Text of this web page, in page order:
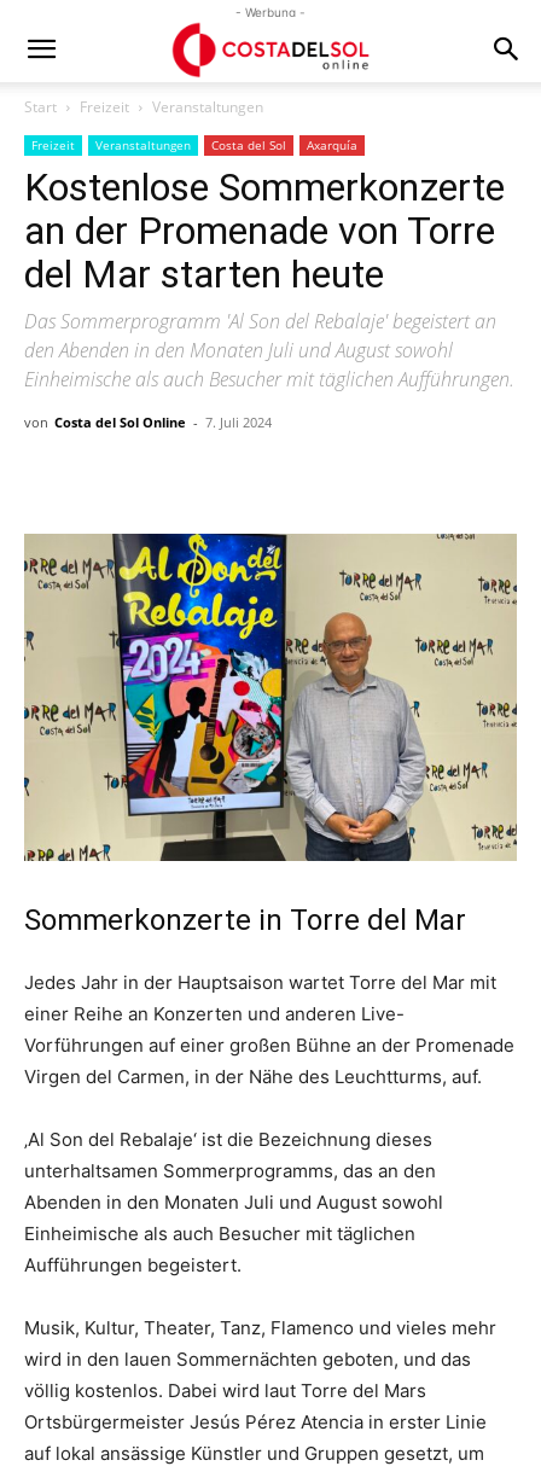
- Werbung -
Start Freizeit Veranstaltungen
Freizeit Veranstaltungen Costa del Sol Axarquía
Kostenlose Sommerkonzerte
an der Promenade von Torre
del Mar starten heute
Das Sommerprogramm 'Al Son del Rebalaje' begeistert an
den Abenden in den Monaten Juli und August sowohl
Einheimische als auch Besucher mit täglichen Aufführungen.
von Costa del Sol Online - 7. Juli 2024
Sommerkonzerte in Torre del Mar
Jedes Jahr in der Hauptsaison wartet Torre del Mar mit
einer Reihe an Konzerten und anderen Live-
Vorführungen auf einer großen Bühne an der Promenade
Virgen del Carmen, in der Nähe des Leuchtturms, auf.
‚Al Son del Rebalaje‘ ist die Bezeichnung dieses
unterhaltsamen Sommerprogramms, das an den
Abenden in den Monaten Juli und August sowohl
Einheimische als auch Besucher mit täglichen
Aufführungen begeistert.
Musik, Kultur, Theater, Tanz, Flamenco und vieles mehr
wird in den lauen Sommernächten geboten, und das
völlig kostenlos. Dabei wird laut Torre del Mars
Ortsbürgermeister Jesús Pérez Atencia in erster Linie
auf lokal ansässige Künstler und Gruppen gesetzt, um